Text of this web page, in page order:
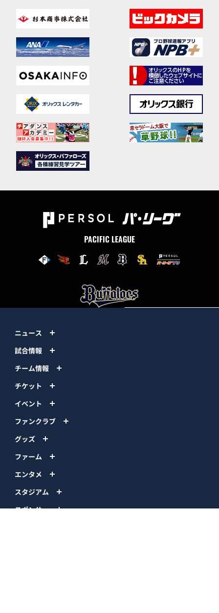
PACIFIC LEAGUE
ニュース
試合情報
チーム情報
チケット
イベント
ファンクラブ
グッズ
ファーム
エンタメ
スタジアム
スポンサー